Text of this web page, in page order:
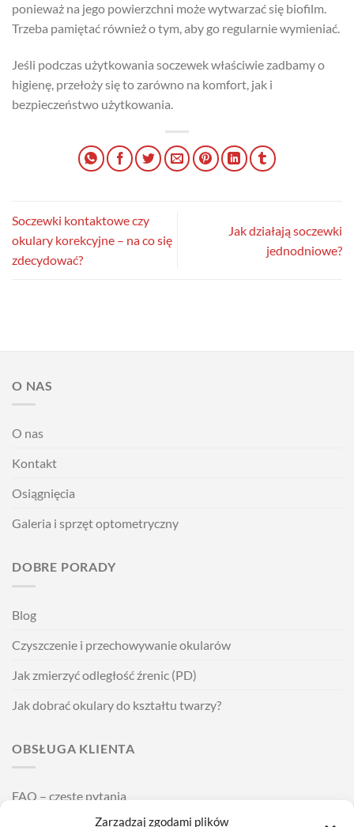
Zarządzaj zgodami plików
ponieważ na jego powierzchni może wytwarzać się biofilm.
Trzeba pamiętać również o tym, aby go regularnie wymieniać.
Jeśli podczas użytkowania soczewek właściwie zadbamy o
higienę, przełoży się to zarówno na komfort, jak i
bezpieczeństwo użytkowania.
Soczewki kontaktowe czy
okulary korekcyjne – na co się
zdecydować?
Jak działają soczewki
jednodniowe?
O NAS
O nas
Kontakt
Osiągnięcia
Galeria i sprzęt optometryczny
DOBRE PORADY
Blog
Czyszczenie i przechowywanie okularów
Jak zmierzyć odległość źrenic (PD)
Jak dobrać okulary do kształtu twarzy?
OBSŁUGA KLIENTA
FAQ – częste pytania